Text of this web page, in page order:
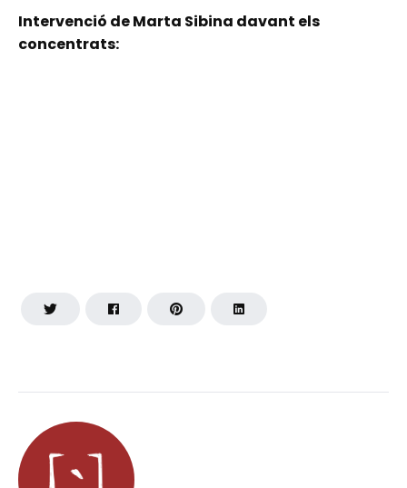
Intervenció de Marta Sibina davant els
concentrats: